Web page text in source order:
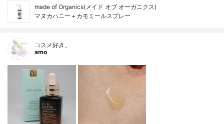
made of Organics(メイド オブ オーガニクス)
マヌカハニー＋カモミールスプレー
コスメ好き。
amo